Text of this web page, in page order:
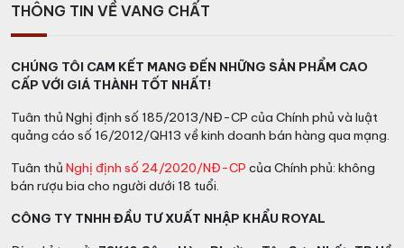
THÔNG TIN VỀ VANG CHẤT
CHÚNG TÔI CAM KẾT MANG ĐẾN NHỮNG SẢN PHẨM CAO
CẤP VỚI GIÁ THÀNH TỐT NHẤT!
Tuân thủ Nghị định số 185/2013/NĐ-CP của Chính phủ và luật
quảng cáo số 16/2012/QH13 về kinh doanh bán hàng qua mạng.
Tuân thủ Nghị định số 24/2020/NĐ-CP của Chính phủ: không
bán rượu bia cho người dưới 18 tuổi.
CÔNG TY TNHH ĐẦU TƯ XUẤT NHẬP KHẨU ROYAL